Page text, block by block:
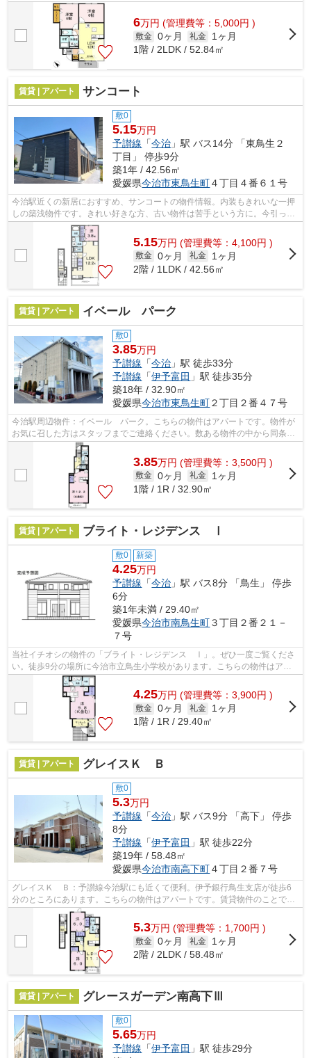
が見つからなくてお困りの際は、当社に...
6万円 (管理費等：5,000円 )
敷金 0ヶ月 礼金
1ヶ月
1階 / 2LDK / 52.84㎡
賃貸 | アパート サンコート
敷0
5.15万円
予讃線 「今治 」駅 バス14分 「東鳥生２
丁目」 停歩9分
築1年 / 42.56㎡
愛媛県今治市東鳥生町４丁目４番６１号
今治駅近くの新居におすすめ、サンコートの物件情報。内装もきれいな一押
しの築浅物件です。きれい好きな方、古い物件は苦手という方に。今引っ越
しをお考えの方におすすめなのが、こ...
5.15万円 (管理費等：4,100円 )
敷金 0ヶ月 礼金
1ヶ月
2階 / 1LDK / 42.56㎡
賃貸 | アパート イベール パーク
敷0
3.85万円
予讃線 「今治 」駅 徒歩33分
予讃線 「伊予富田 」駅 徒歩35分
築18年 / 32.90㎡
愛媛県今治市東鳥生町２丁目２番４７号
今治駅周辺物件：イベール パーク。こちらの物件はアパートです。物件が
お気に召した方はスタッフまでご連絡ください。数ある物件の中から同条件
の物件を更にお探しすることも出来ます。
3.85万円 (管理費等：3,500円 )
敷金 0ヶ月 礼金
1ヶ月
1階 / 1R / 32.90㎡
賃貸 | アパート ブライト・レジデンス Ⅰ
敷0 新築
4.25万円
予讃線 「今治 」駅 バス8分 「鳥生」 停歩
6分
築1年未満 / 29.40㎡
愛媛県今治市南鳥生町３丁目２番２１－
７号
当社イチオシの物件の「ブライト・レジデンス Ⅰ」。ぜひ一度ご覧くださ
い。徒歩9分の場所に今治市立鳥生小学校があります。こちらの物件はアパ
ートです。賃貸物件のことなら、当社に...
4.25万円 (管理費等：3,900円 )
敷金 0ヶ月 礼金
1ヶ月
1階 / 1R / 29.40㎡
賃貸 | アパート グレイスＫ Ｂ
敷0
5.3万円
予讃線 「今治 」駅 バス9分 「高下」 停歩
8分
予讃線 「伊予富田 」駅 徒歩22分
築19年 / 58.48㎡
愛媛県今治市南高下町４丁目２番７号
グレイスＫ Ｂ：予讃線今治駅にも近くて便利。伊予銀行鳥生支店が徒歩6
分のところにあります。こちらの物件はアパートです。賃貸物件のことでお
困りなら、まずは当社へご連絡下さい。...
5.3万円 (管理費等：1,700円 )
敷金 0ヶ月 礼金
1ヶ月
2階 / 2LDK / 58.48㎡
賃貸 | アパート グレースガーデン南高下Ⅲ
敷0
5.65万円
予讃線 「伊予富田 」駅 徒歩29分